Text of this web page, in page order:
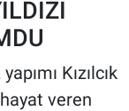
Kızılcık
veren